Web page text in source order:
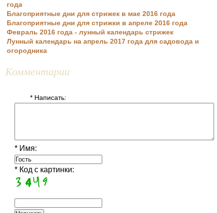
года
Благоприятные дни для стрижек в мае 2016 года
Благоприятные дни для стрижки в апреле 2016 года
Февраль 2016 года - лунный календарь стрижек
Лунный календарь на апрель 2017 года для садовода и
огородника
Комментарии
* Написать:
* Имя:
* Код с картинки: